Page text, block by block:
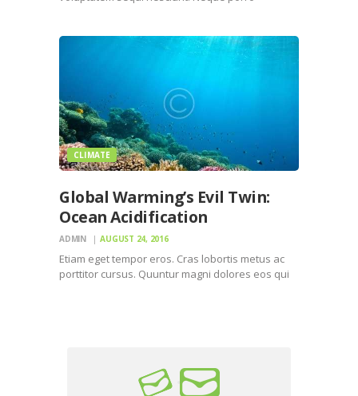
numquam eius modi tempora incidunt ut labore
et dolore magnam dolor sit amet, consectetur…
CLIMATE
Global Warming’s Evil Twin:
Ocean Acidification
ADMIN AUGUST 24, 2016
Etiam eget tempor eros. Cras lobortis metus ac
porttitor cursus. Quuntur magni dolores eos qui